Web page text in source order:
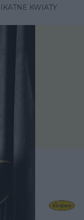
KWIATY